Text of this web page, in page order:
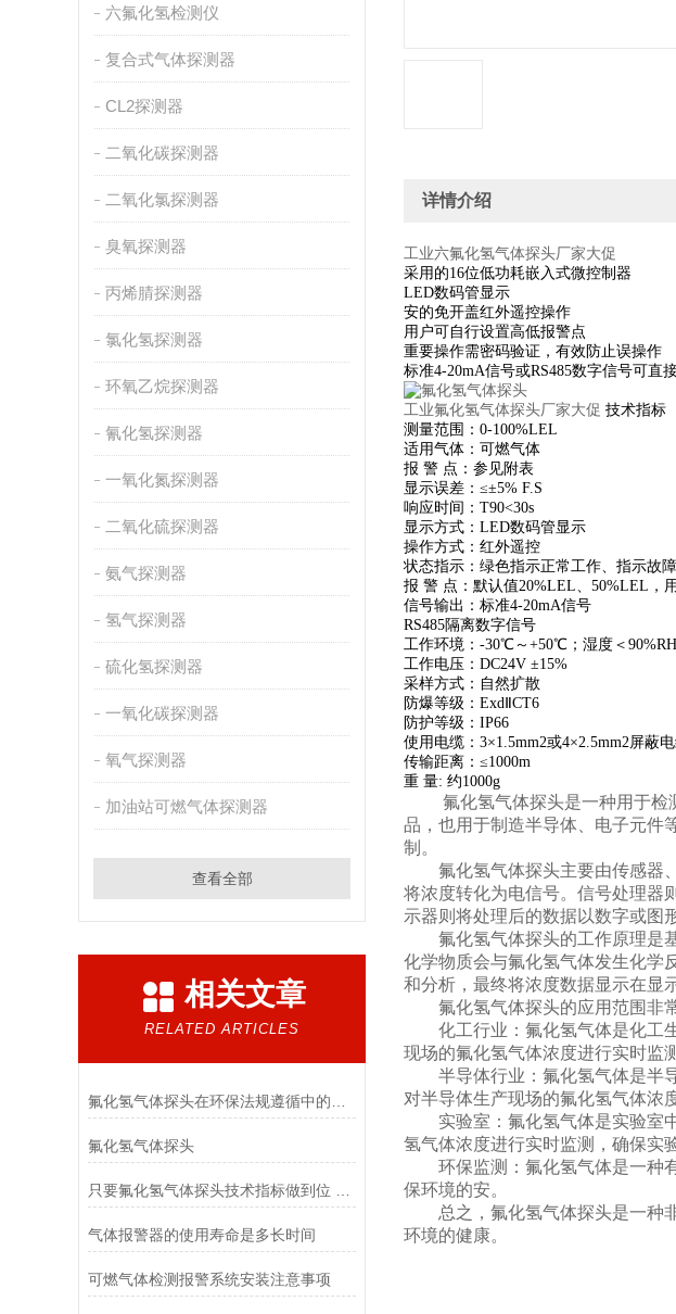
六氟化氢检测仪
复合式气体探测器
CL2探测器
二氧化碳探测器
二氧化氯探测器
臭氧探测器
丙烯腈探测器
氯化氢探测器
环氧乙烷探测器
氰化氢探测器
一氧化氮探测器
二氧化硫探测器
氨气探测器
氢气探测器
硫化氢探测器
一氧化碳探测器
氧气探测器
加油站可燃气体探测器
查看全部
相关文章
RELATED ARTICLES
氟化氢气体探头
气体报警器的使用寿命是多长时间
可燃气体检测报警系统安装注意事项
详情介绍
工业六氟化氢气体探头厂家大促
采用的16位低功耗嵌入式微控制器
LED数码管显示
安的免开盖红外遥控操作
用户可自行设置高低报警点
重要操作需密码验证，有效防止误操作
标准4-20mA信号或RS485数字信号可直
工业氟化氢气体探头厂家大促 技术指标
测量范围：0-100%LEL
适用气体：可燃气体
报 警 点：参见附表
显示误差：≤±5% F.S
响应时间：T90<30s
显示方式：LED数码管显示
操作方式：红外遥控
状态指示：绿色指示正常工作、指示故
报 警 点：默认值20%LEL、50%LEL，
信号输出：标准4-20mA信号
RS485隔离数字信号
工作环境：-30℃～+50℃；湿度＜
工作电压：DC24V ±15%
采样方式：自然扩散
防爆等级：ExdⅡCT6
防护等级：IP66
使用电缆：3×1.5mm2或4×2.5mm2屏蔽
传输距离：≤1000m
重 量: 约1000g
氟化氢气体探头是一种用于检测
品，也用于制造半导体、电子元件
制。
氟化氢气体探头主要由传感器、
将浓度转化为电信号。信号处理器
示器则将处理后的数据以数字或图
氟化氢气体探头的工作原理是基
化学物质会与氟化氢气体发生化学
和分析，最终将浓度数据显示在显
氟化氢气体探头的应用范围非常
化工行业：氟化氢气体是化工生
现场的氟化氢气体浓度进行实时监
半导体行业：氟化氢气体是半导
对半导体生产现场的氟化氢气体浓
实验室：氟化氢气体是实验室中
氢气体浓度进行实时监测，确保实
环保监测：氟化氢气体是一种有
保环境的安。
总之，氟化氢气体探头是一种非
环境的健康。